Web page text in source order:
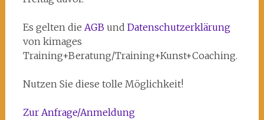
Es gelten die AGB und Datenschutzerklärung
von kimages
Training+Beratung/Training+Kunst+Coaching.
Nutzen Sie diese tolle Möglichkeit!
Zur Anfrage/Anmeldung